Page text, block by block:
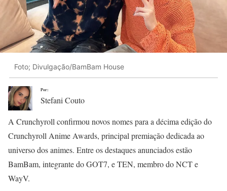
Foto; Divulgação/BamBam House
Por:
Stefani Couto
A Crunchyroll confirmou novos nomes para a décima edição do
Crunchyroll Anime Awards, principal premiação dedicada ao
universo dos animes. Entre os destaques anunciados estão
BamBam, integrante do GOT7, e TEN, membro do NCT e
WayV.